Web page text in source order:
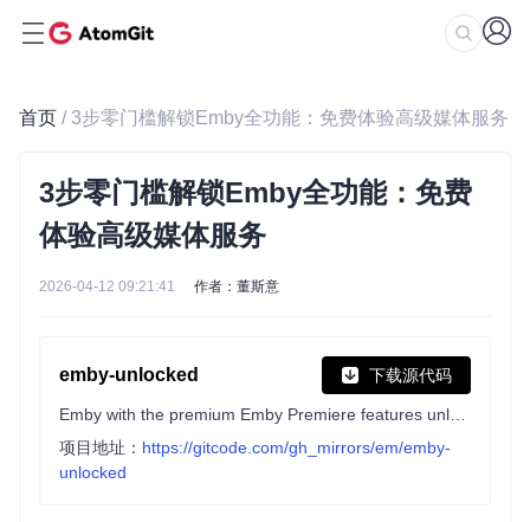
首页 / 3步零门槛解锁Emby全功能：免费体验高级媒体服务
3步零门槛解锁Emby全功能：免费
体验高级媒体服务
2026-04-12 09:21:41 作者：董斯意
emby-unlocked 下载源代码
项目地址： https://gitcode.com/gh_mirrors/em/emby-
unlocked